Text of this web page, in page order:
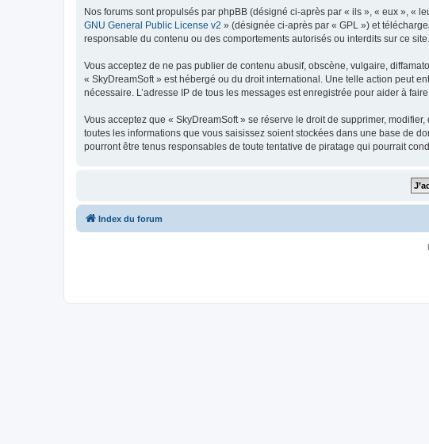
Nos forums sont propulsés par phpBB (désigné ci-après par « ils », « eux », «
GNU General Public License v2 » (désignée ci-après par « GPL ») et
responsable du contenu ou des comportements autorisés ou interdits sur ce
Vous acceptez de ne pas publier de contenu abusif, obscène, vulgaire,
« SkyDreamSoft » est hébergé ou du droit international. Une telle action peut
nécessaire. L’adresse IP de tous les messages est enregistrée pour aider à
Vous acceptez que « SkyDreamSoft » se réserve le droit de supprimer,
toutes les informations que vous saisissez soient stockées dans une base de
pourront être tenus responsables de toute tentative de piratage qui pourrait
Index du forum